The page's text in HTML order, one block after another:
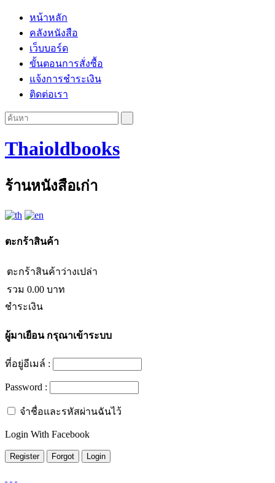
หน้าหลัก
คลังหนังสือ
เว็บบอร์ด
ขั้นตอนการสั่งซื้อ
แจ้งการชำระเงิน
ติดต่อเรา
Thaioldbooks
ร้านหนังสือเก่า
ตะกร้าสินค้า
ตะกร้าสินค้าว่างเปล่า
รวม 0.00 บาท
ชำระเงิน
ผู้มาเยือนกรุณาเข้าระบบ
ที่อยู่อีเมล์ :
Password :
จำชื่อและรหัสผ่านฉันไว้
Login With Facebook